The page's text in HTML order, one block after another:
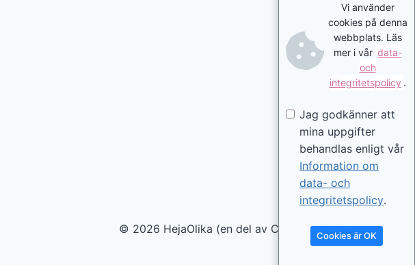
© 2026 HejaOlika (en del av Contentverkstan.se)
Vi använder
cookies på denna
webbplats. Läs
mer i vår data-
och
integritetspolicy .
Jag godkänner att
mina uppgifter
behandlas enligt vår
Information om
data- och
integritetspolicy.
Cookies är OK